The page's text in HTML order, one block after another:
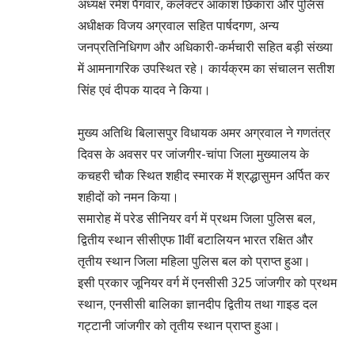
अध्यक्ष रमेश पैगवार, कलेक्टर आकाश छिकारा और पुलिस
अधीक्षक विजय अग्रवाल सहित पार्षदगण, अन्य
जनप्रतिनिधिगण और अधिकारी-कर्मचारी सहित बड़ी संख्या
में आमनागरिक उपस्थित रहे। कार्यक्रम का संचालन सतीश
सिंह एवं दीपक यादव ने किया।
मुख्य अतिथि बिलासपुर विधायक अमर अग्रवाल ने गणतंत्र
दिवस के अवसर पर जांजगीर-चांपा जिला मुख्यालय के
कचहरी चौक स्थित शहीद स्मारक में श्रद्धासुमन अर्पित कर
शहीदों को नमन किया।
समारोह में परेड सीनियर वर्ग में प्रथम जिला पुलिस बल,
द्वितीय स्थान सीसीएफ 11वीं बटालियन भारत रक्षित और
तृतीय स्थान जिला महिला पुलिस बल को प्राप्त हुआ।
इसी प्रकार जूनियर वर्ग में एनसीसी 325 जांजगीर को प्रथम
स्थान, एनसीसी बालिका ज्ञानदीप द्वितीय तथा गाइड दल
गट्टानी जांजगीर को तृतीय स्थान प्राप्त हुआ।